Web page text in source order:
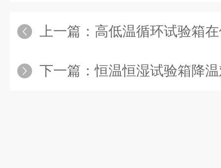
上一篇： 高低温循环试验箱在
下一篇：恒温恒湿试验箱降温难